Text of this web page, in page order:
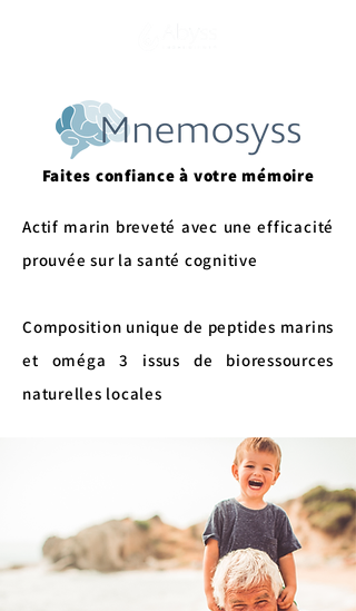
Faites confiance à votre mémoire
Actif marin breveté avec une efficacité
prouvée sur la santé cognitive
Composition unique de peptides marins
et oméga 3 issus de bioressources
naturelles locales